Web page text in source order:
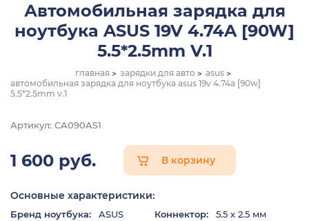
Автомобильная зарядка для
ноутбука ASUS 19V 4.74A [90W]
5.5*2.5mm V.1
главная зарядки для авто
asus
автомобильная зарядка для ноутбука asus 19v 4.74a [90w]
5.5*2.5mm v.1
Артикул: CA090AS1
1 600 руб. В корзину
Основные характеристики:
Бренд ноутбука: ASUS Коннектор:
5.5 x 2.5 мм